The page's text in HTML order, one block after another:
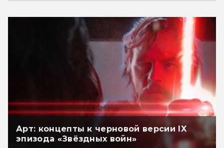
Арт: концепты к черновой версии IX
эпизода «Звёздных войн»